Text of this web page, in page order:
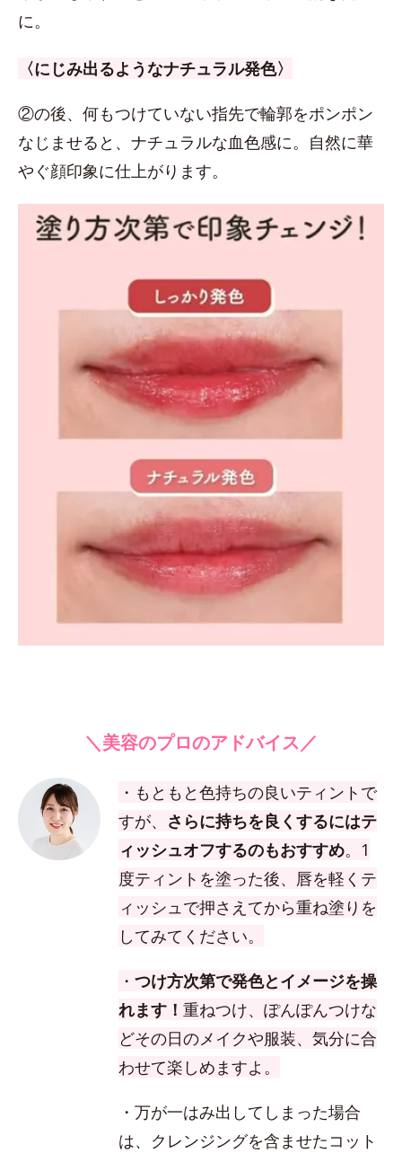
に。
〈にじみ出るようなナチュラル発色〉
②の後、何もつけていない指先で輪郭をポンポン
なじませると、ナチュラルな血色感に。自然に華
やぐ顔印象に仕上がります。
＼美容のプロのアドバイス／
・もともと色持ちの良いティントで
すが、 さらに持ちを良くするにはテ
ィッシュオフするのもおすすめ。1
度ティントを塗った後、唇を軽くテ
ィッシュで押さえてから重ね塗りを
してみてください。
・ つけ方次第で発色とイメージを操
れます！ 重ねつけ、ぽんぽんつけな
どその日のメイクや服装、気分に合
わせて楽しめますよ。
・万が一はみ出してしまった場合
は、クレンジングを含ませたコット